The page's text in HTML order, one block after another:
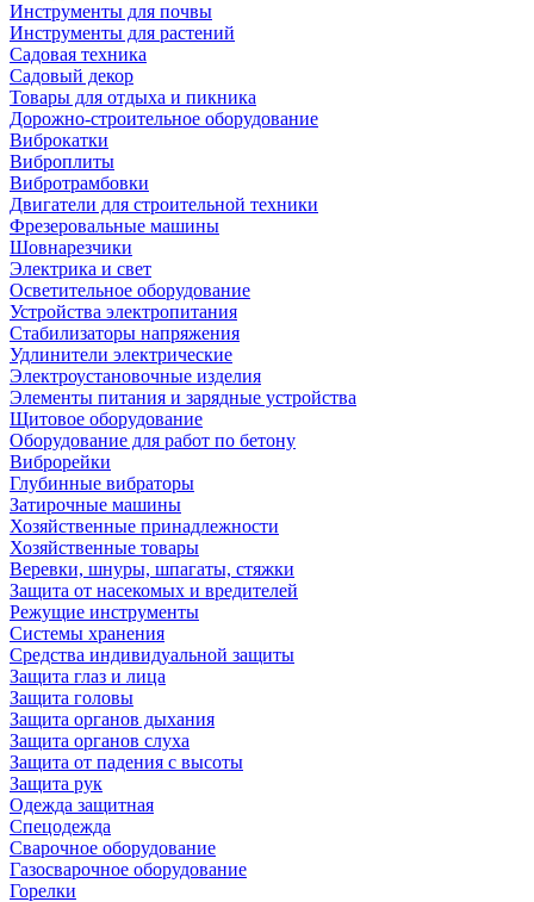
Инструменты для почвы
Инструменты для растений
Садовая техника
Садовый декор
Товары для отдыха и пикника
Дорожно-строительное оборудование
Виброкатки
Виброплиты
Вибротрамбовки
Двигатели для строительной техники
Фрезеровальные машины
Шовнарезчики
Электрика и свет
Осветительное оборудование
Устройства электропитания
Стабилизаторы напряжения
Удлинители электрические
Электроустановочные изделия
Элементы питания и зарядные устройства
Щитовое оборудование
Оборудование для работ по бетону
Виброрейки
Глубинные вибраторы
Затирочные машины
Хозяйственные принадлежности
Хозяйственные товары
Веревки, шнуры, шпагаты, стяжки
Защита от насекомых и вредителей
Режущие инструменты
Системы хранения
Средства индивидуальной защиты
Защита глаз и лица
Защита головы
Защита органов дыхания
Защита органов слуха
Защита от падения с высоты
Защита рук
Одежда защитная
Спецодежда
Сварочное оборудование
Газосварочное оборудование
Горелки